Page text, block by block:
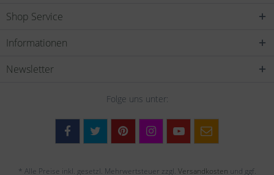
Shop Service
Informationen
Newsletter
Folge uns unter:
* Alle Preise inkl. gesetzl. Mehrwertsteuer zzgl. Versandkosten und ggf.